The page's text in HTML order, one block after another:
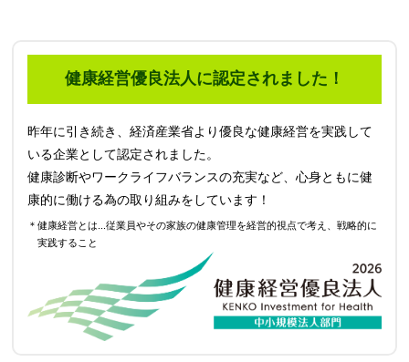
健康経営優良法人に認定されました！
昨年に引き続き、経済産業省より優良な健康経営を実践して
いる企業として認定されました。
健康診断やワークライフバランスの充実など、心身ともに健
康的に働ける為の取り組みをしています！
＊健康経営とは...従業員やその家族の健康管理を経営的視点で考え、戦略的に
実践すること